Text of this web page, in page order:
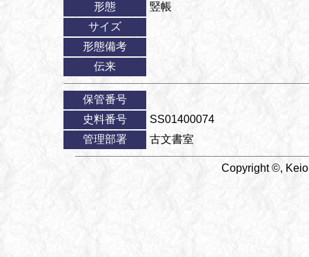
形態
竪帳
サイズ
形態備考
伝来
保管番号
史料番号
SS01400074
管理部署
古文書室
Copyright ©,